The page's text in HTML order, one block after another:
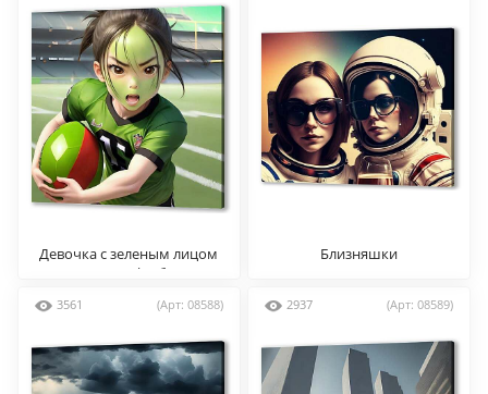
Девочка с зеленым лицом
играет в футбол
Близняшки
3561 (Арт: 08588) 2937 (Арт: 08589)